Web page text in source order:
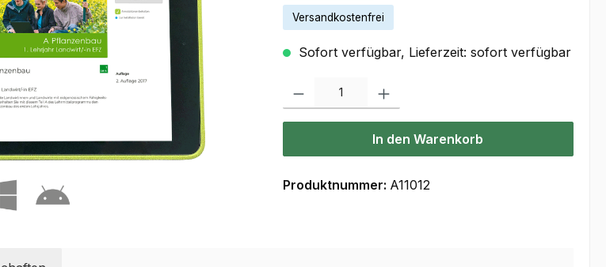
Versandkostenfrei
Sofort verfügbar, Lieferzeit: sofort verfügbar
In den Warenkorb
Produktnummer: A11012